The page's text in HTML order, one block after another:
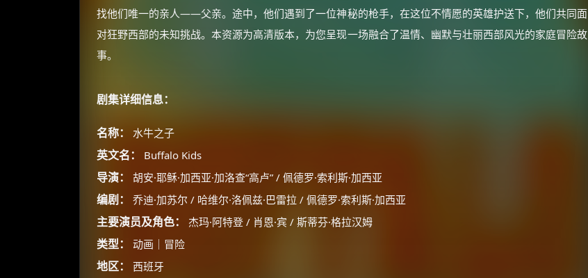
找他们唯一的亲人——父亲。途中，他们遇到了一位神秘的枪手，在这位不情愿的英雄护送下，他们共同面
对狂野西部的未知挑战。本资源为高清版本，为您呈现一场融合了温情、幽默与壮丽西部风光的家庭冒险故
事。
剧集详细信息：
名称： 水牛之子
英文名： Buffalo Kids
导演： 胡安·耶稣·加西亚·加洛查“高卢” / 佩德罗·索利斯·加西亚
编剧： 乔迪·加苏尔 / 哈维尔·洛佩兹·巴雷拉 / 佩德罗·索利斯·加西亚
主要演员及角色： 杰玛·阿特登 / 肖恩·宾 / 斯蒂芬·格拉汉姆
类型： 动画｜冒险
地区： 西班牙